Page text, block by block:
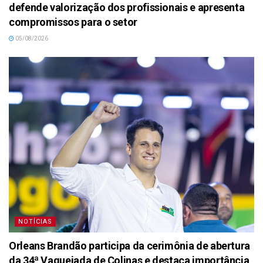
defende valorização dos profissionais e apresenta
compromissos para o setor
05/08/2026
NOTÍCIAS
Orleans Brandão participa da cerimônia de abertura
da 34ª Vaquejada de Colinas e destaca importância